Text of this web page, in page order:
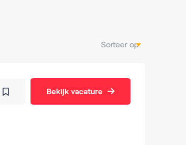
Sorteer op:
Bekijk vacature